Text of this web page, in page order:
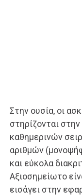
Στην ουσία, οι
στηρίζονται
καθημερινών
αριθμών
και εύκολα
Αξιοσημείωτο
εισάγει στην